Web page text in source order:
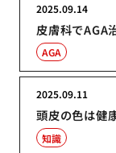
皮膚科でAGA
2025.09.14
AGA
頭皮の色は健
2025.09.11
知識